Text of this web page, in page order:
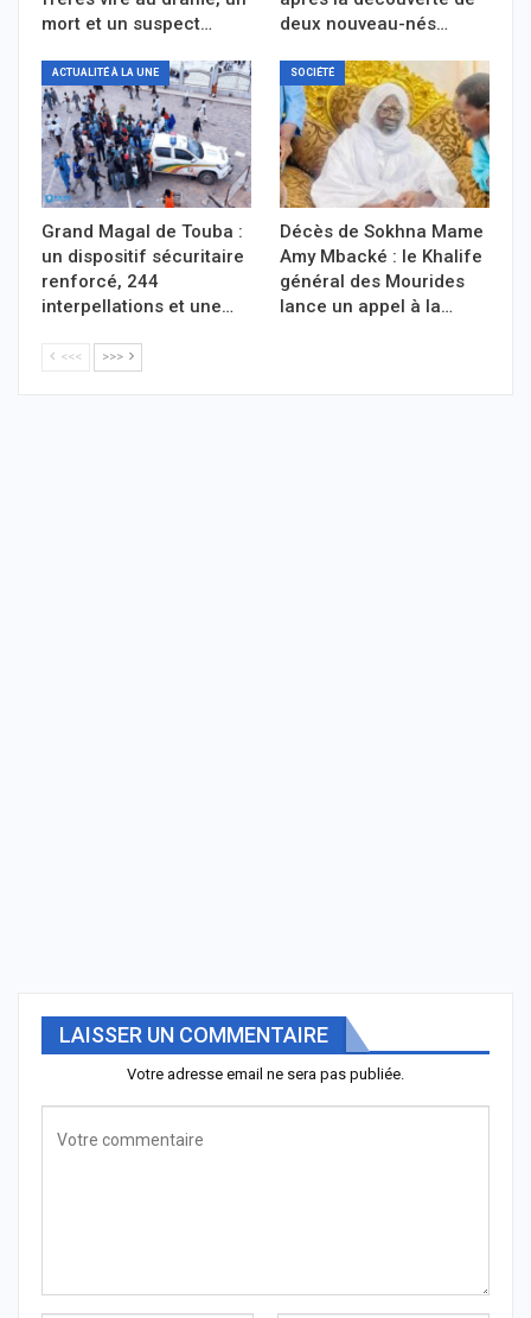
mort et un suspect…
deux nouveau-nés…
ACTUALITÉ À LA UNE
Grand Magal de Touba :
un dispositif sécuritaire
renforcé, 244
interpellations et une…
SOCIÉTÉ
Décès de Sokhna Mame
Amy Mbacké : le Khalife
général des Mourides
lance un appel à la…
<<< >>>
LAISSER UN COMMENTAIRE
Votre adresse email ne sera pas publiée.